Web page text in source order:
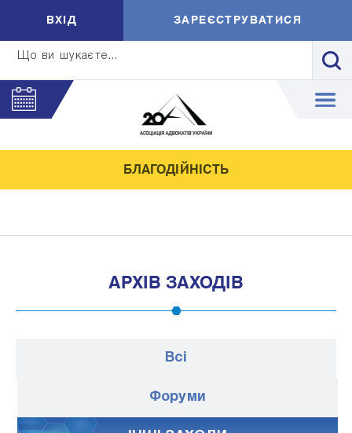
Що ви шукаєте...
ВXIД ЗАРЕЄСТРУВАТИСЯ
БЛАГОДІЙНІСТЬ
АРХІВ ЗАХОДІВ
Всі
Форуми